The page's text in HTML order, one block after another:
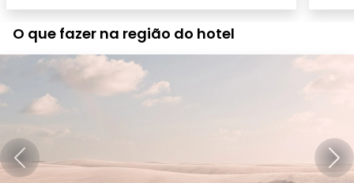
O que fazer na região do hotel
Anterior